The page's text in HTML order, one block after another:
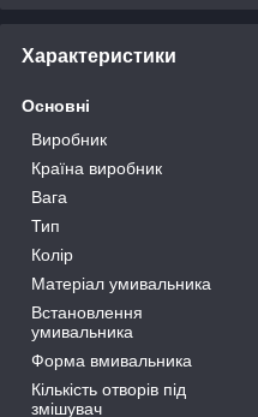
Характеристики
Основні
Виробник
Країна виробник
Вага
Тип
Колір
Матеріал умивальника
Встановлення
умивальника
Форма вмивальника
Кількість отворів під
змішувач